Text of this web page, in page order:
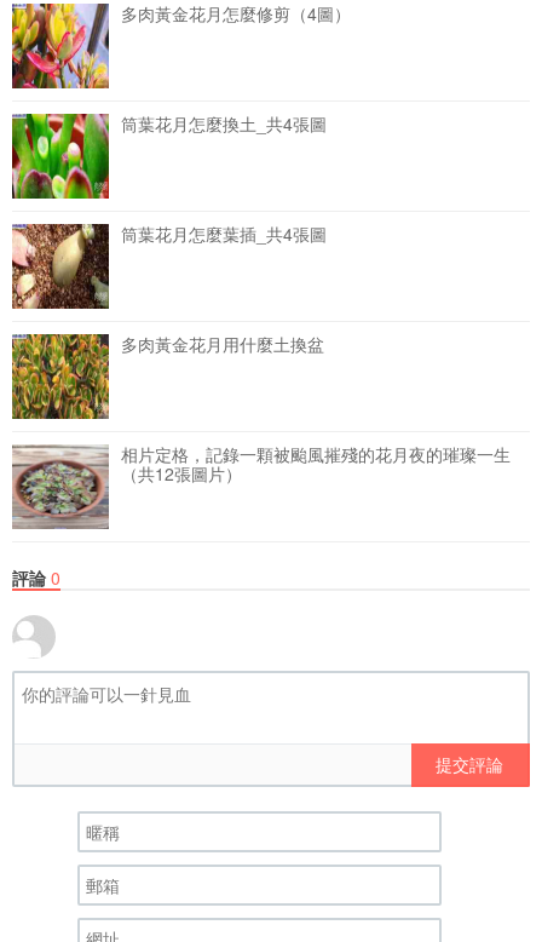
多肉黃金花月怎麼修剪（4圖）
筒葉花月怎麼換土_共4張圖
筒葉花月怎麼葉插_共4張圖
多肉黃金花月用什麼土換盆
相片定格，記錄一顆被颱風摧殘的花月夜的璀璨一生
（共12張圖片）
評論 0
提交評論